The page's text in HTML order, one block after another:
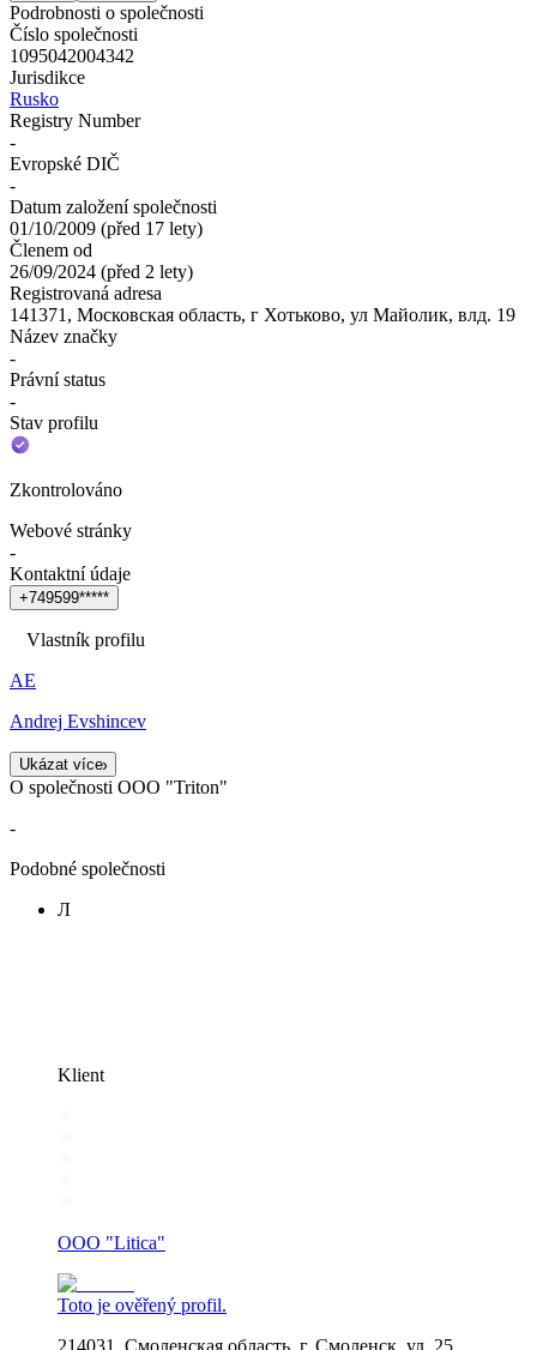
Podrobnosti o společnosti
Číslo společnosti
1095042004342
Jurisdikce
Rusko
Registry Number
-
Evropské DIČ
-
Datum založení společnosti
01/10/2009 (před 17 lety)
Členem od
26/09/2024 (před 2 lety)
Registrovaná adresa
141371, Московская область, г Хотьково, ул Майолик, влд. 19
Název značky
-
Právní status
-
Stav profilu
Zkontrolováno
Webové stránky
-
Kontaktní údaje
+749599*****
Vlastník profilu
АЕ
Andrej Evshincev
Ukázat více
O společnosti OOO "Triton"
-
Podobné společnosti
Л
Klient
OOO "Litica"
Toto je ověřený profil.
214031, Смоленская область, г. Смоленск, ул. 25